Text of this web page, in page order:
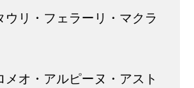
ウリ・フェラーリ・マクラ
メオ・アルピーヌ・アスト